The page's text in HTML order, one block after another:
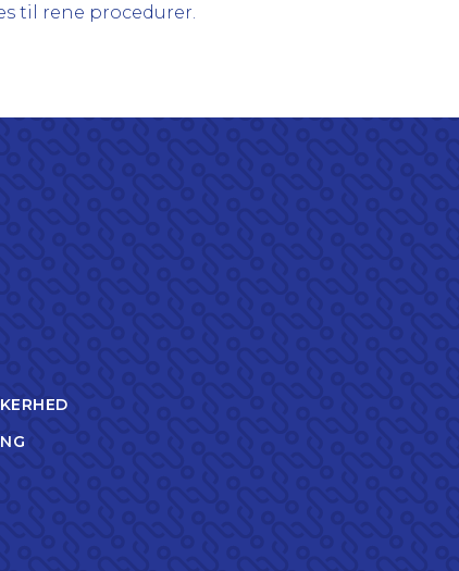
til rene procedurer.